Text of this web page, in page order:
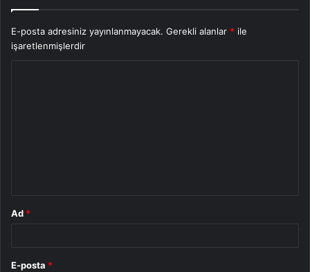
E-posta adresiniz yayınlanmayacak. Gerekli alanlar * ile
işaretlenmişlerdir
Ad *
E-posta *